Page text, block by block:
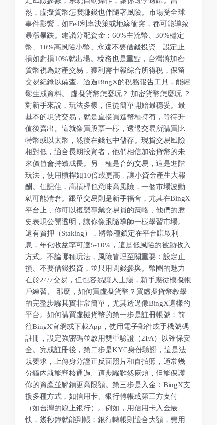
然，虛擬貨幣怎麼賺錢也伴隨著風險。市場受全球
事件影響，如Fed利率決策或地緣衝突，都可能導致
暴漲暴跌。建議分配資金：60%主流幣、30%穩定
幣、10%高風險小幣。永遠不要借錢投資，設定止
損如虧損10%就出場。稅務也是重點，台灣將加密
貨幣視為財產交易，獲利需申報綜合所得稅，保留
交易紀錄以備查。透過BingX的稅務報告工具，能輕
鬆生成資料。 虛擬貨幣怎麼玩？ 加密貨幣怎麼玩 ？
對新手來說，玩法多樣，但從簡單開始最穩妥。最
基本的現貨交易，就是直接買進幣種持有，等待升
值後賣出。這就像買股票一樣，透過交易所購買比
特幣或以太幣，然後在錢包中儲存。現貨交易風險
相對低，適合長期投資者，他們相信加密貨幣的未
來價值會持續成長。另一種是合約交易，這是進階
玩法，使用槓桿如10倍或更高，讓小資金產生大報
酬。但記住，高槓桿也意味高風險，一個市場波動
就可能清倉。跟單交易則是新手福音，尤其在BingX
平台上，你可以複製專業交易員的策略，他們的歷
史表現公開透明，讓你像跟隨導師一樣學習市場。
還有質押（Staking），將幣種鎖定在平台賺取利
息，年化收益率可達5-10%，這是低風險的被動收入
方式。不論哪種玩法，風險管理至關重要：設定止
損、不要借錢投資，並只用閒錢參與。幣圈的魅力
在於24/7交易，但也容易讓人上癮，新手應從模擬帳
戶練習。 那麼，如何買虛擬貨幣？買虛擬貨幣教學
的完整步驟其實非常簡單，尤其透過像BingX這樣的
平台。如何購買虛擬貨幣的第一步是註冊帳號：前
往BingX官網或下載App，使用電子郵件或手機號碼
註冊，設定強密碼並啟用雙重驗證（2FA）以確保安
全。完成註冊後，第二步是KYC身份驗證，這是法
規要求，上傳身分證正反面照片和自拍照，通常幾
分鐘內就能審核通過。這步驟雖然麻煩，但能保護
你的資產並解鎖更高限額。第三步是入金：BingX支
援多種方式，如信用卡、銀行轉帳或第三方支付
（如台灣的線上銀行）。例如，用信用卡入金最
快，幾秒鐘就能到帳；銀行轉帳則適合大額，費用